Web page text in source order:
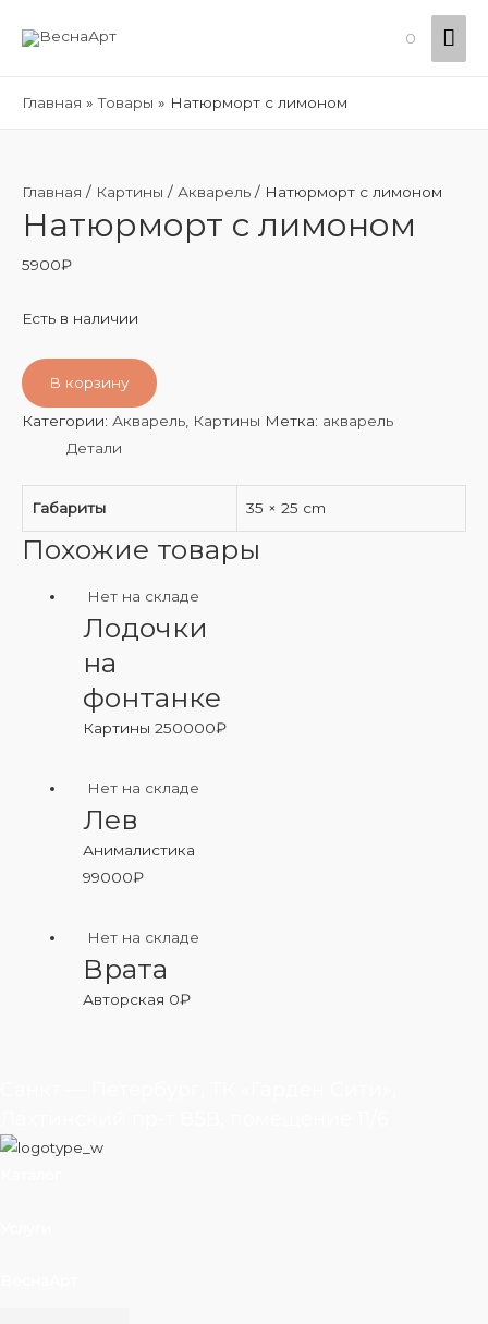
0
Главная Товары Натюрморт с лимоном
Главная / Картины / Акварель / Натюрморт с лимоном
Натюрморт с лимоном
5900₽
Есть в наличии
В корзину
Категории: Акварель Картины Метка: акварель
Детали
Габариты 35 × 25 cm
Похожие товары
Нет на складе
Лодочки
на
фонтанке
Картины250000₽
Нет на складе
Лев
Анималистика
99000₽
Нет на складе
Врата
Авторская 0₽